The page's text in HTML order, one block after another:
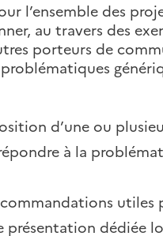
l’ensemble des
au travers des
porteurs de
d’une ou
à la
dédiée